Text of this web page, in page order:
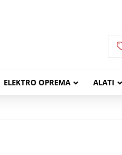
ELEKTRO OPREMA ALATI